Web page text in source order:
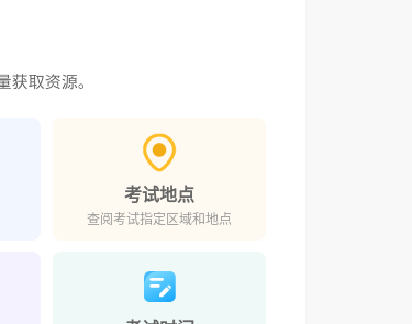
考试地点
查阅考试指定区域和地点